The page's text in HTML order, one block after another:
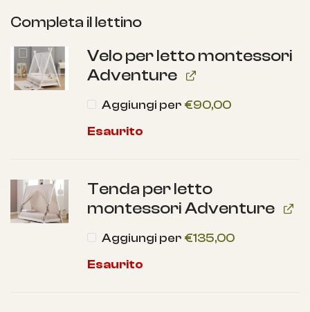
Completa il lettino
Velo per letto montessori
Adventure
Aggiungi per €90,00
Esaurito
Tenda per letto
montessori Adventure
Aggiungi per €135,00
Esaurito